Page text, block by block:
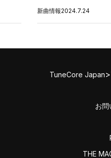
新曲情報2024.7.24
TuneCore Japan>
お問
THE